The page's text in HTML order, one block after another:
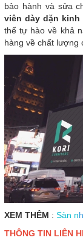
bảo hành và sửa
viên dày dặn kinh
thể tự hào về khả
hàng về chất lượng
XEM THÊM : Sàn n
THÔNG TIN LIÊN